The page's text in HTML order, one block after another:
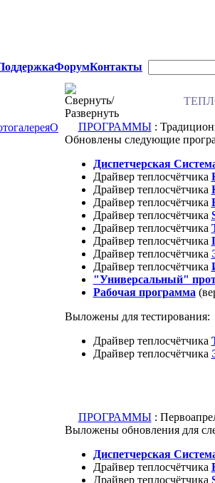
ФорумКонтакты
О
ПРОГРАММЫ:
Обновлены следующие
Диспетчерская
Драйвер теплосчётчика
Драйвер теплосчётчика
Драйвер теплосчётчика
Драйвер теплосчётчика
Драйвер теплосчётчика
Драйвер теплосчётчика
Драйвер теплосчётчика
Драйвер теплосчётчика
"Универсальный"
Рабочая программа
Выложены для тестирования:
Драйвер теплосчётчика
Драйвер теплосчётчика
ПРОГРАММЫ:
Выложены обновления для
Диспетчерская
Драйвер теплосчётчика
Драйвер теплосчётчика